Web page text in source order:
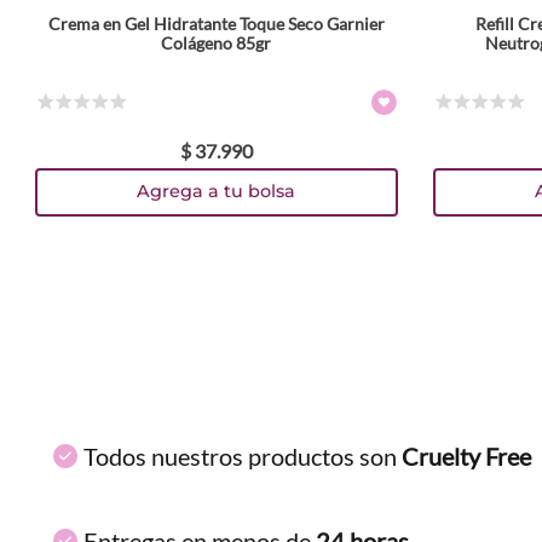
ENVIAR COMENTARIO
Crema en Gel Hidratante Toque Seco Garnier
Colágeno 85gr
$ 37.990
Agrega a tu bolsa
Refill
Todos nuestros productos son Cruelty Free